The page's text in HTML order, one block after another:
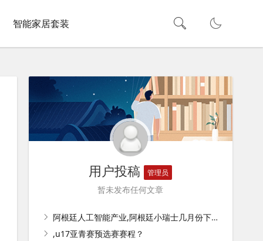
智能家居套装
用户投稿 管理员
暂未发布任何文章
阿根廷人工智能产业,阿根廷小瑞士几月份下雪？
,u17亚青赛预选赛赛程？